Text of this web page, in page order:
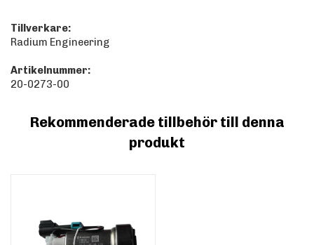
Tillverkare:
Radium Engineering
Artikelnummer:
20-0273-00
Rekommenderade tillbehör till denna
produkt